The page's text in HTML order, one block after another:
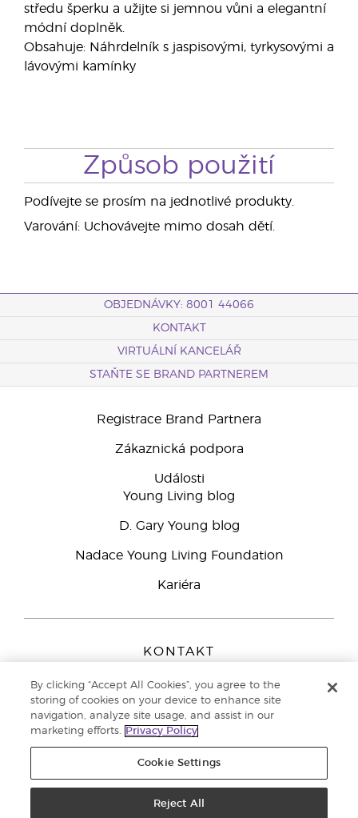
středu šperku a užijte si jemnou vůni a elegantní
módní doplněk.
Obsahuje: Náhrdelník s jaspisovými, tyrkysovými a
lávovými kamínky
Způsob použití
Podívejte se prosím na jednotlivé produkty.
Varování: Uchovávejte mimo dosah dětí.
OBJEDNÁVKY: 8001 44066
KONTAKT
VIRTUÁLNÍ KANCELÁŘ
STAŇTE SE BRAND PARTNEREM
Registrace Brand Partnera
Zákaznická podpora
Události
Young Living blog
D. Gary Young blog
Nadace Young Living Foundation
Kariéra
KONTAKT
Peizerweg 97
9727 AJ Groningen
Netherlands
Zákaznická podpora800 144 066
ochrany osobních údajů
By clicking “Accept All Cookies”, you agree to the
storing of cookies on your device to enhance site
navigation, analyze site usage, and assist in our
marketing efforts.
Privacy Policy
Cookie Settings
Reject All